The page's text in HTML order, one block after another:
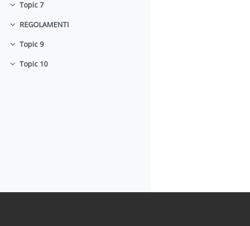
Collapse
Topic 7
Collapse
REGOLAMENTI
Collapse
Topic 9
Collapse
Topic 10